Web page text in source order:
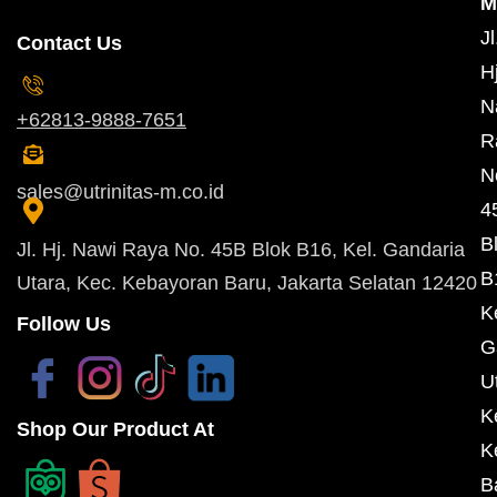
Contact Us
+62813-9888-7651
sales@utrinitas-m.co.id
Jl. Hj. Nawi Raya No. 45B Blok B16, Kel. Gandaria
Utara, Kec. Kebayoran Baru, Jakarta Selatan 12420
Follow Us
Shop Our Product At